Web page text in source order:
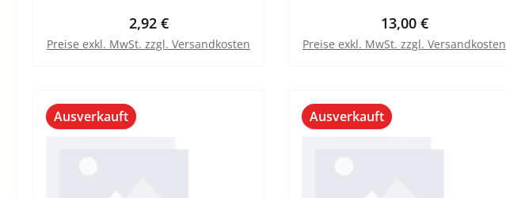
Regulärer Preis:
2,92 €
Preise exkl. MwSt. zzgl. Versandkosten
Regulärer Preis:
13,00 €
Preise exkl. MwSt. zzgl. Versandkosten
Ausverkauft Ausverkauft